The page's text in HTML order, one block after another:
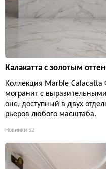
Калакатта с золотым
Коллекция Marble Calacatta
могранит с
оне, доступный в двух
рьеров любого масштаба.
Новинки 52